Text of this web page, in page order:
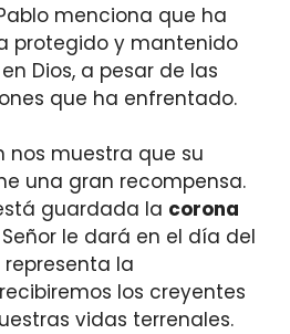
menciona que ha
protegido y mantenido
Dios, a pesar de las
que ha enfrentado.
nos muestra que su
una gran recompensa.
guardada la corona
le dará en el día del
representa la
los creyentes
vidas terrenales.